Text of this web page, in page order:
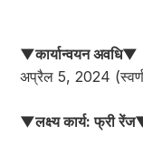
▼कार्यान्वयन अवधि▼
अप्रैल 5, 2024
▼लक्ष्य कार्य: फ्री